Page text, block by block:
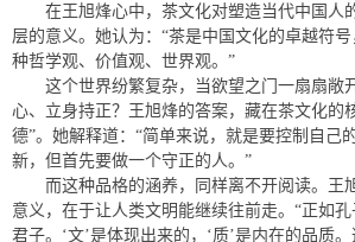
在王旭烽心中，茶文化对塑造当代中国人
层的意义。她认为：“茶是中国文化的卓越符
种哲学观、价值观、世界观。”
这个世界纷繁复杂，当欲望之门一扇扇敞
心、立身持正？王旭烽的答案，藏在茶文化
德”。她解释道：“简单来说，就是要控制自己
新，但首先要做一个守正的人。”
而这种品格的涵养，同样离不开阅读。王
意义，在于让人类文明能继续往前走。“正如
君子。‘文’是体现出来的，‘质’是内在的品质